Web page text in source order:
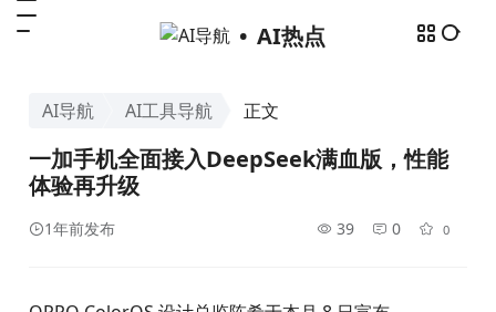
AI热点
AI导航 AI工具导航 正文
一加手机全面接入DeepSeek满血版，性能
体验再升级
1年前发布 39 0 0